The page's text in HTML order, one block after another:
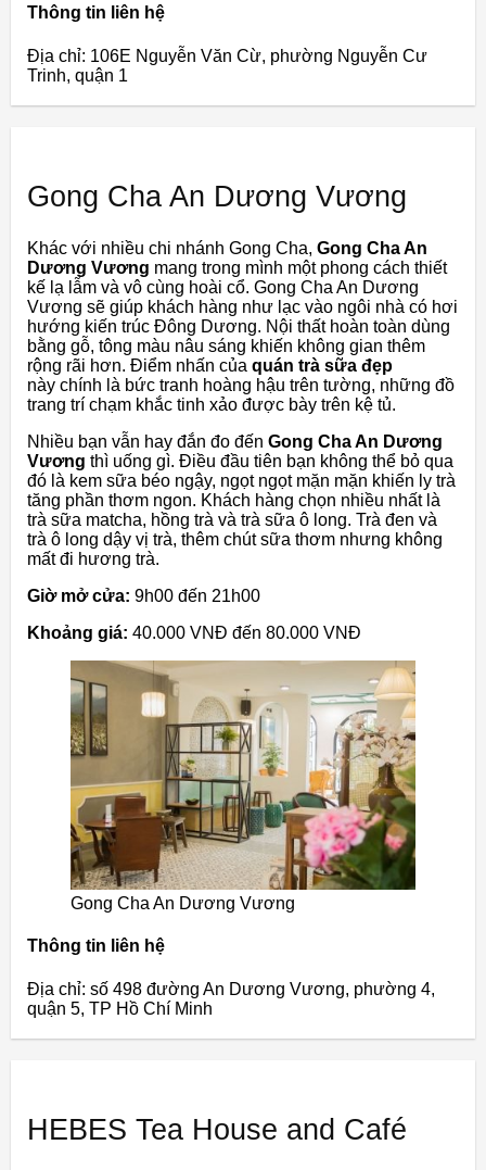
Thông tin liên hệ
Địa chỉ: 106E Nguyễn Văn Cừ, phường Nguyễn Cư
Trinh, quận 1
Gong Cha An Dương Vương
Khác với nhiều chi nhánh Gong Cha, Gong Cha An
Dương Vương mang trong mình một phong cách thiết
kế lạ lẫm và vô cùng hoài cổ. Gong Cha An Dương
Vương sẽ giúp khách hàng như lạc vào ngôi nhà có hơi
hướng kiến trúc Đông Dương. Nội thất hoàn toàn dùng
bằng gỗ, tông màu nâu sáng khiến không gian thêm
rộng rãi hơn. Điểm nhấn của quán trà sữa đẹp
này chính là bức tranh hoàng hậu trên tường, những đồ
trang trí chạm khắc tinh xảo được bày trên kệ tủ.
Nhiều bạn vẫn hay đắn đo đến Gong Cha An Dương
Vương thì uống gì. Điều đầu tiên bạn không thể bỏ qua
đó là kem sữa béo ngậy, ngọt ngọt mặn mặn khiến ly trà
tăng phần thơm ngon. Khách hàng chọn nhiều nhất là
trà sữa matcha, hồng trà và trà sữa ô long. Trà đen và
trà ô long dậy vị trà, thêm chút sữa thơm nhưng không
mất đi hương trà.
Giờ mở cửa: 9h00 đến 21h00
Khoảng giá: 40.000 VNĐ đến 80.000 VNĐ
Gong Cha An Dương Vương
Thông tin liên hệ
Địa chỉ: số 498 đường An Dương Vương, phường 4,
quận 5, TP Hồ Chí Minh
HEBES Tea House and Café